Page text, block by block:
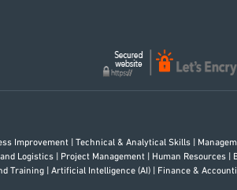
Improvement Technical & Analytical Skills
Logistics Project Management Human Resources
Training Artificial Intelligence (AI) Finance &